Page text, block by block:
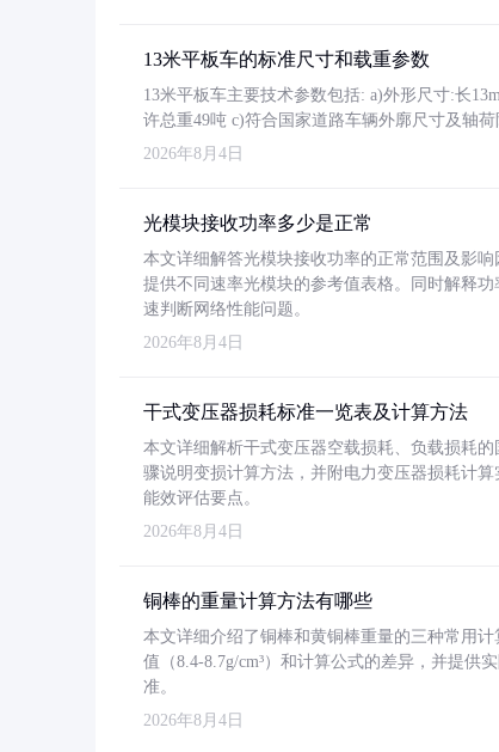
13米平板车的标准尺寸和载重参数
13米平板车主要技术参数包括: a)外形尺寸:长
许总重49吨 c)符合国家道路车辆外廓尺寸及轴
2026年8月4日
光模块接收功率多少是正常
本文详细解答光模块接收功率的正常范围及影
提供不同速率光模块的参考值表格。同时解释
速判断网络性能问题。
2026年8月4日
干式变压器损耗标准一览表及计算方法
本文详细解析干式变压器空载损耗、负载损耗
骤说明变损计算方法，并附电力变压器损耗计
能效评估要点。
2026年8月4日
铜棒的重量计算方法有哪些
本文详细介绍了铜棒和黄铜棒重量的三种常用
值（8.4-8.7g/cm³）和计算公式的差异，并提供
准。
2026年8月4日